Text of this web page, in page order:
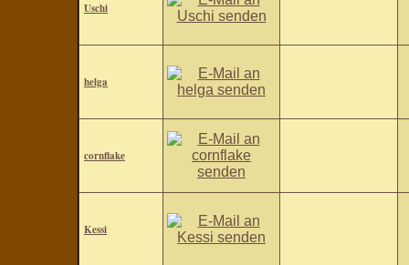
Uschi
helga
cornflake
Kessi